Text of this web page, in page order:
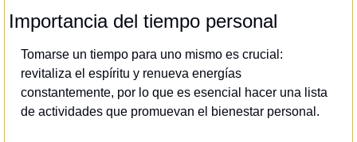
Importancia del tiempo personal
Tomarse un tiempo para uno mismo es crucial:
revitaliza el espíritu y renueva energías
constantemente, por lo que es esencial hacer una lista
de actividades que promuevan el bienestar personal.